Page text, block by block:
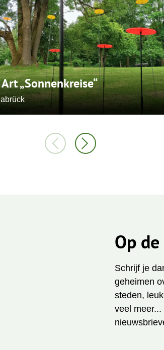
„Sonnenkreise“
Op
Schrijf je
geheimen
steden,
veel